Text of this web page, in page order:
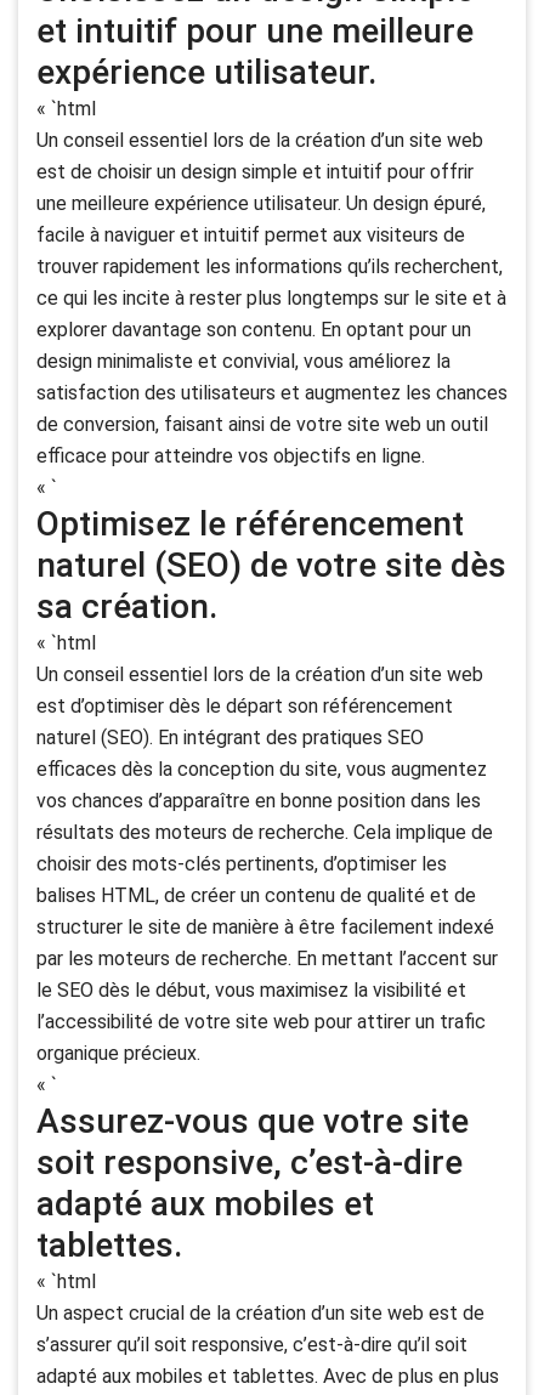
et intuitif pour une meilleure
expérience utilisateur.
« `html
Un conseil essentiel lors de la création d’un site web
est de choisir un design simple et intuitif pour offrir
une meilleure expérience utilisateur. Un design épuré,
facile à naviguer et intuitif permet aux visiteurs de
trouver rapidement les informations qu’ils recherchent,
ce qui les incite à rester plus longtemps sur le site et à
explorer davantage son contenu. En optant pour un
design minimaliste et convivial, vous améliorez la
satisfaction des utilisateurs et augmentez les chances
de conversion, faisant ainsi de votre site web un outil
efficace pour atteindre vos objectifs en ligne.
« `
Optimisez le référencement
naturel (SEO) de votre site dès
sa création.
« `html
Un conseil essentiel lors de la création d’un site web
est d’optimiser dès le départ son référencement
naturel (SEO). En intégrant des pratiques SEO
efficaces dès la conception du site, vous augmentez
vos chances d’apparaître en bonne position dans les
résultats des moteurs de recherche. Cela implique de
choisir des mots-clés pertinents, d’optimiser les
balises HTML, de créer un contenu de qualité et de
structurer le site de manière à être facilement indexé
par les moteurs de recherche. En mettant l’accent sur
le SEO dès le début, vous maximisez la visibilité et
l’accessibilité de votre site web pour attirer un trafic
organique précieux.
« `
Assurez-vous que votre site
soit responsive, c’est-à-dire
adapté aux mobiles et
tablettes.
« `html
Un aspect crucial de la création d’un site web est de
s’assurer qu’il soit responsive, c’est-à-dire qu’il soit
adapté aux mobiles et tablettes. Avec de plus en plus